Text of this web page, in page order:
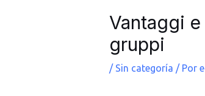
Vantaggi
gruppi
/ Sin categoría / Por